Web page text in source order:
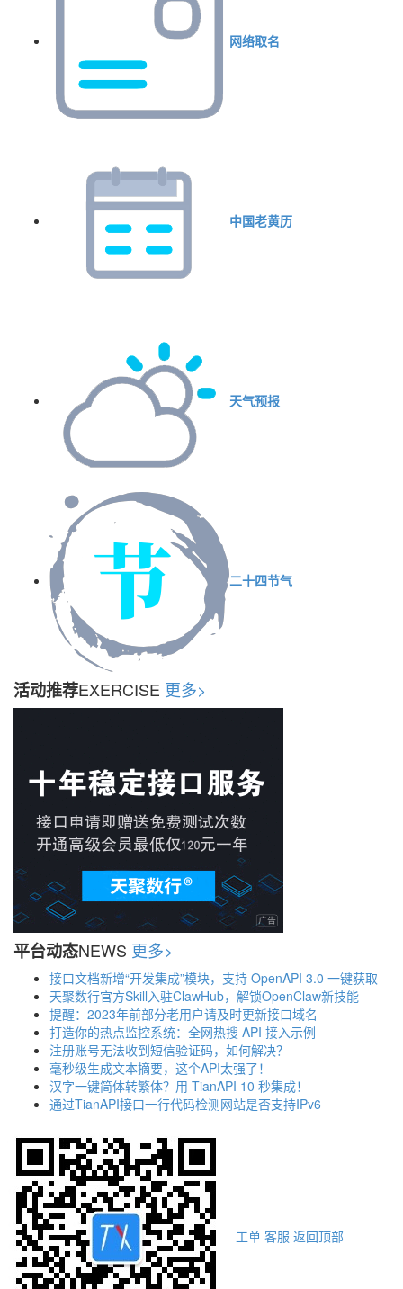
网络取名
中国老黄历
天气预报
二十四节气
活动推荐EXERCISE 更多>
平台动态NEWS 更多>
接口文档新增“开发集成”模块，支持 OpenAPI 3.0 一键获取
天聚数行官方Skill入驻ClawHub，解锁OpenClaw新技能
提醒：2023年前部分老用户请及时更新接口域名
打造你的热点监控系统：全网热搜 API 接入示例
注册账号无法收到短信验证码，如何解决？
毫秒级生成文本摘要，这个API太强了！
汉字一键简体转繁体？用 TianAPI 10 秒集成！
通过TianAPI接口一行代码检测网站是否支持IPv6
工单 客服 返回顶部